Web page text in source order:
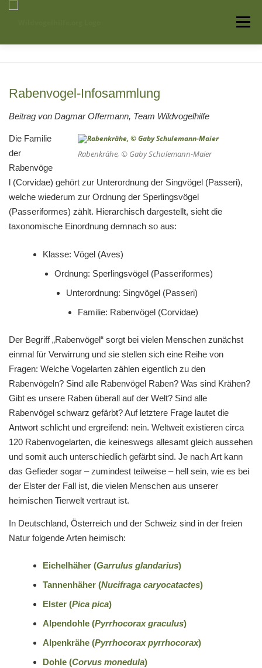
Menü
Auffangstationen
Rabenvogel-Infosammlung
Beitrag von Dagmar Offermann, Team Wildvogelhilfe
Rabenkrähe, © Gaby Schulemann-Maier
Die Familie
der
Rabenvöge
l (Corvidae) gehört zur Unterordnung der Singvögel (Passeri),
welche wiederum zur Ordnung der Sperlingsvögel
(Passeriformes) zählt. Hierarchisch dargestellt, sieht die
taxonomische Einordnung demnach so aus:
Klasse: Vögel (Aves)
Ordnung: Sperlingsvögel (Passeriformes)
Unterordnung: Singvögel (Passeri)
Familie: Rabenvögel (Corvidae)
Der Begriff „Rabenvögel“ sorgt bei vielen Menschen zunächst
einmal für Verwirrung und sie stellen sich eine Reihe von
Fragen: Welche Vogelarten zählen eigentlich zu den
Rabenvögeln? Sind alle Rabenvögel Raben? Was sind Krähen?
Gibt es unsere Raben überall auf der Welt? Sind alle
Rabenvögel schwarz gefärbt? Auf letztere Frage lautet die
Antwort schlicht und ergreifend: nein. Weltweit existieren circa
120 Rabenvogelarten, die keineswegs allesamt gleich aussehen
und somit auch unterschiedlich gefärbt sind. Je nach Art kann
das Gefieder sogar – zumindest teilweise – hell sein, wie es bei
der Elster der Fall ist, die vielen Menschen aus unserer
heimischen Tierwelt vertraut ist.
In Deutschland, Österreich und der Schweiz sind in der freien
Natur folgende Arten heimisch:
Eichelhäher (Garrulus glandarius)
Tannenhäher (Nucifraga caryocatactes)
Elster (Pica pica)
Alpendohle (Pyrrhocorax graculus)
Alpenkrähe (Pyrrhocorax pyrrhocorax)
Dohle (Corvus monedula)